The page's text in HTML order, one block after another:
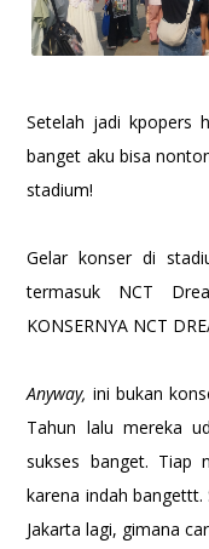
Setelah jadi kpopers
banget aku bisa
stadium!
Gelar konser di
termasuk NCT
KONSERNYA NCT
Anyway, ini bukan
Tahun lalu mereka
sukses banget. Tiap
karena indah
Jakarta lagi, gimana